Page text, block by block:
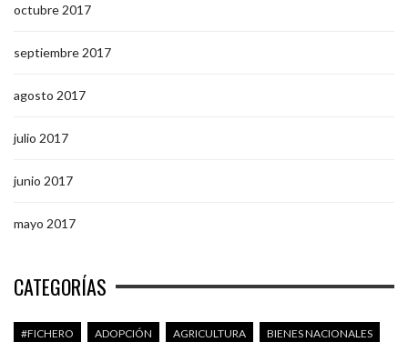
octubre 2017
septiembre 2017
agosto 2017
julio 2017
junio 2017
mayo 2017
CATEGORÍAS
#FICHERO ADOPCIÓN AGRICULTURA BIENES NACIONALES